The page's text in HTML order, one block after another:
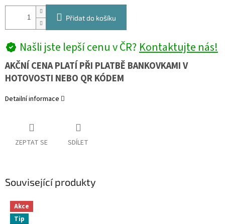
Přidat do košíku
Našli jste lepší cenu v ČR?Kontaktujte nás!
AKČNÍ CENA PLATÍ PŘI PLATBĚ BANKOVKAMI V
HOTOVOSTI NEBO QR KÓDEM
Detailní informace
ZEPTAT SE SDÍLET
Související produkty
Akce
Tip